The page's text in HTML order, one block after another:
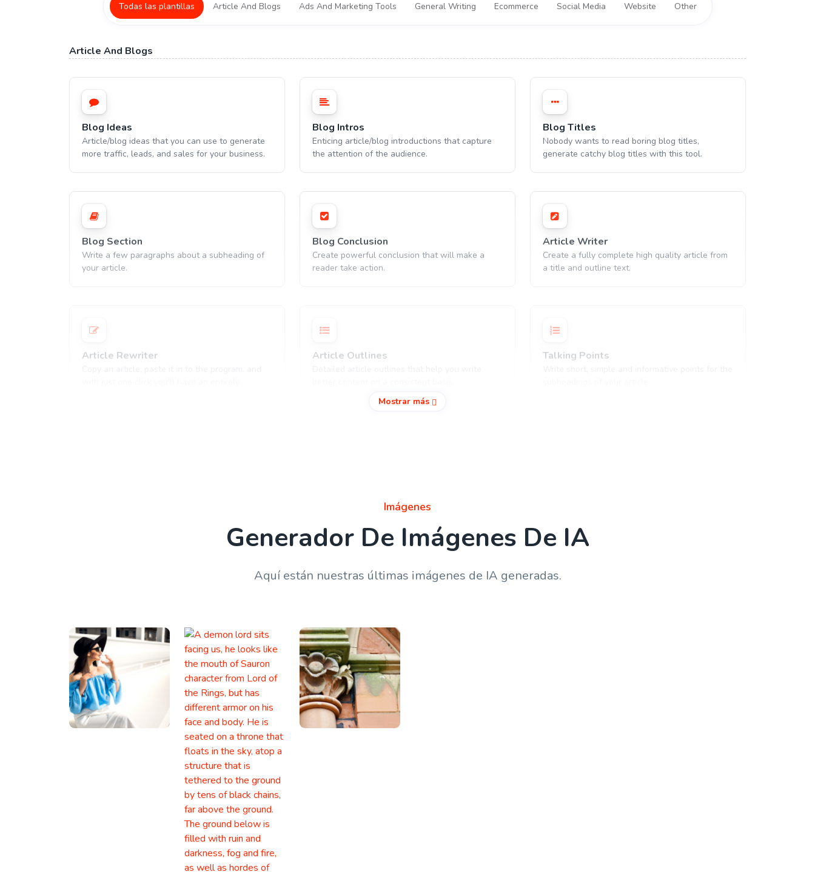
Todas las plantillas Article And Blogs Ads And Marketing Tools General Writing Ecommerce Social Media Website Other
Article And Blogs
Blog Ideas
Article/blog ideas that you can use to generate
more traffic, leads, and sales for your business.
Blog Intros
Enticing article/blog introductions that capture
the attention of the audience.
Blog Titles
Nobody wants to read boring blog titles,
generate catchy blog titles with this tool.
Blog Section
Write a few paragraphs about a subheading of
your article.
Blog Conclusion
Create powerful conclusion that will make a
reader take action.
Article Writer
Create a fully complete high quality article from
a title and outline text.
Article Rewriter Article Outlines Talking Points
style to appeal to different readers.
Facebook Ads
Facebook ad copies that make your ads truly
stand out.
Facebook Ads Headlines
Write catchy and convincing headlines to make
your Facebook Ads stand out.
Google Ad Descriptions
The best-performing Google ad copy converts
Mostrar más
Imágenes
Generador De Imágenes De IA
Aquí están nuestras últimas imágenes de IA generadas.